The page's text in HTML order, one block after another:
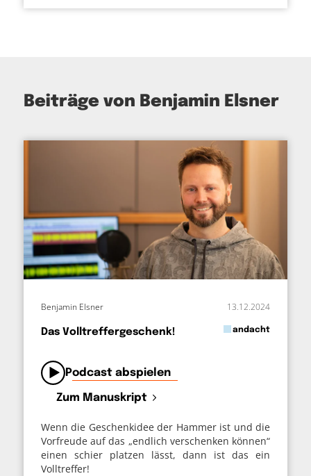
Beiträge von Benjamin Elsner
Das Volltreffergeschenk!
13.12.2024
inandacht
Benjamin Elsner
Podcast abspielen
Zum Manuskript
Wenn die Geschenkidee der Hammer ist und die
Vorfreude auf das „endlich verschenken können“
einen schier platzen lässt, dann ist das ein
Volltreffer!